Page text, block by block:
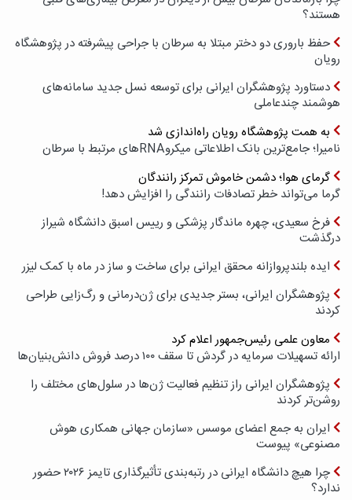
هستند؟
حفظ باروری دو دختر مبتلا به سرطان با جراحی پیشرفته در پژوهشگاه
رویان
دستاورد پژوهشگران ایرانی برای توسعه نسل جدید سامانه‌های
هوشمند چندعاملی
به همت پژوهشگاه رویان راه‌اندازی شد
نامیرا؛ جامع‌ترین بانک اطلاعاتی میکروRNAهای مرتبط با سرطان
گرمای هوا؛ دشمن خاموش تمرکز رانندگان
گرما می‌تواند خطر تصادفات رانندگی را افزایش دهد!
فرخ سعیدی، چهره ماندگار پزشکی و رییس اسبق دانشگاه شیراز
درگذشت
ایده بلندپروازانه محقق ایرانی برای ساخت و ساز در ماه با کمک لیزر
پژوهشگران ایرانی، بستر جدیدی برای ژن‌درمانی و رگ‌زایی طراحی
کردند
معاون علمی رئیس‌جمهور اعلام کرد
ارائه تسهیلات سرمایه در گردش تا سقف ۱۰۰ درصد فروش دانش‌بنیان‌ها
پژوهشگران ایرانی راز تنظیم فعالیت ژن‌ها در سلول‌های مختلف را
روشن‌تر کردند
ایران به جمع اعضای موسس «سازمان جهانی همکاری هوش
مصنوعی» پیوست
چرا هیچ دانشگاه ایرانی در رتبه‌بندی تأثیرگذاری تایمز ۲۰۲۶ حضور
ندارد؟